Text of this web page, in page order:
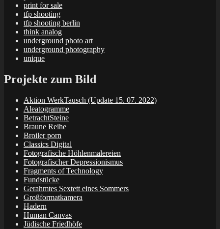
print for sale
tfp shooting
tfp shooting berlin
think analog
underground photo art
underground photography
unique
Projekte zum Bild
Aktion WerkTausch (Update 15. 07. 2022)
Aleatogramme
BetrachtSteine
Braune Reihe
Broiler porn
Classics Digital
Fotografische Höhlenmalereien
Fotografischer Depressionismus
Fragments of Technology
Fundstücke
Gerahmtes Sextett eines Sommers
Großformatkamera
Hadern
Human Canvas
Jüdische Friedhöfe